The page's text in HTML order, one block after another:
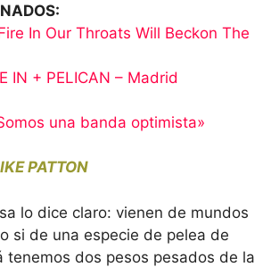
In Our Throats Will Beckon The
IN + PELICAN – Madrid
una banda optimista»
PATTON
lo dice claro: vienen de mundos
si de una especie de pelea de
tenemos dos pesos pesados de la